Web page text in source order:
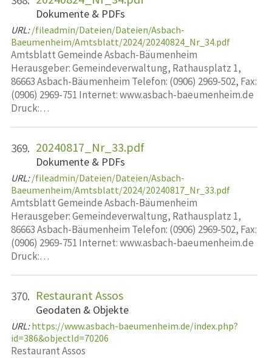
Dokumente & PDFs
URL: /fileadmin/Dateien/Dateien/Asbach-
Baeumenheim/Amtsblatt/2024/20240824_Nr_34.pdf
Amtsblatt Gemeinde Asbach-Bäumenheim
Herausgeber: Gemeindeverwaltung, Rathausplatz 1,
86663 Asbach-Bäumenheim Telefon: (0906) 2969-502, Fax:
(0906) 2969-751 Internet: www.asbach-baeumenheim.de
Druck:…
369. 20240817_Nr_33.pdf
Dokumente & PDFs
URL: /fileadmin/Dateien/Dateien/Asbach-
Baeumenheim/Amtsblatt/2024/20240817_Nr_33.pdf
Amtsblatt Gemeinde Asbach-Bäumenheim
Herausgeber: Gemeindeverwaltung, Rathausplatz 1,
86663 Asbach-Bäumenheim Telefon: (0906) 2969-502, Fax:
(0906) 2969-751 Internet: www.asbach-baeumenheim.de
Druck:…
370. Restaurant Assos
Geodaten & Objekte
URL: https://www.asbach-baeumenheim.de/index.php?
id=386&objectId=70206
Restaurant Assos